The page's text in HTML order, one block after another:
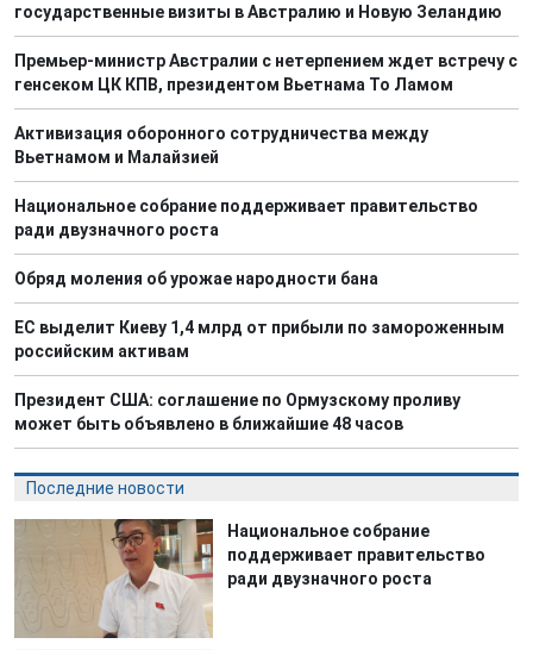
государственные визиты в Австралию и Новую Зеландию
Премьер-министр Австралии с нетерпением ждет встречу с
генсеком ЦК КПВ, президентом Вьетнама То Ламом
Активизация оборонного сотрудничества между
Вьетнамом и Малайзией
Национальное собрание поддерживает правительство
ради двузначного роста
Обряд моления об урожае народности бана
ЕС выделит Киеву 1,4 млрд от прибыли по замороженным
российским активам
Президент США: соглашение по Ормузскому проливу
может быть объявлено в ближайшие 48 часов
Последние новости
Национальное собрание
поддерживает правительство
ради двузначного роста